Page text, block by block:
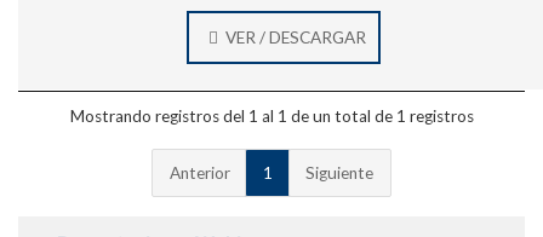
VER / DESCARGAR
Mostrando registros del 1 al 1 de un total de 1 registros
Anterior 1 Siguiente